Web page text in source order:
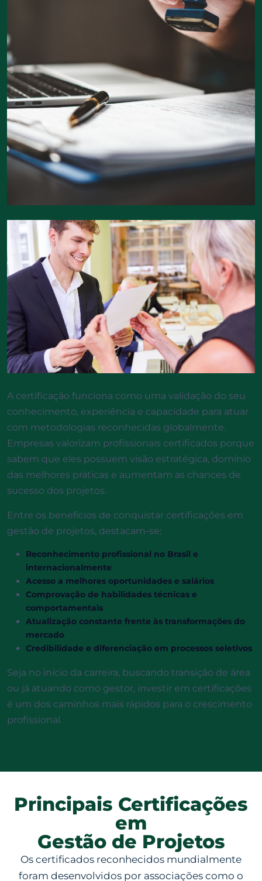
A certificação funciona como uma validação do seu
conhecimento, experiência e capacidade para atuar
com metodologias reconhecidas globalmente.
Empresas valorizam profissionais certificados porque
sabem que eles possuem visão estratégica, domínio
das melhores práticas e aumentam as chances de
sucesso dos projetos.
Entre os benefícios de conquistar certificações em
gestão de projetos, destacam-se:
Reconhecimento profissional no Brasil e
internacionalmente
Acesso a melhores oportunidades e salários
Comprovação de habilidades técnicas e
comportamentais
Atualização constante frente às transformações do
mercado
Credibilidade e diferenciação em processos seletivos
Seja no início da carreira, buscando transição de área
ou já atuando como gestor, investir em certificações
é um dos caminhos mais rápidos para o crescimento
profissional.
Principais Certificações
em
Gestão de Projetos
Os certificados reconhecidos mundialmente
foram desenvolvidos por associações como o